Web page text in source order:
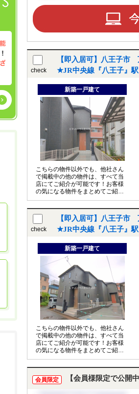
check
【即入居可】八王子
★JR中央線『八王子』
子市万町の新築一戸建て
新築一戸建て
こちらの物件以外でも、他社さん
で掲載中の他の物件は、すべて当
店にてご紹介が可能です！お客様
の気になる物件をまとめてご紹介
させていただきますので、『〇〇
お申し付けください♪
check
【即入居可】八王子
★JR中央線『八王子』
子市万町の新築一戸建て
新築一戸建て
こちらの物件以外でも、他社さん
で掲載中の他の物件は、すべて当
店にてご紹介が可能です！お客様
の気になる物件をまとめてご紹介
させていただきますので、『〇〇
会員限定 【会員様限定で公開中